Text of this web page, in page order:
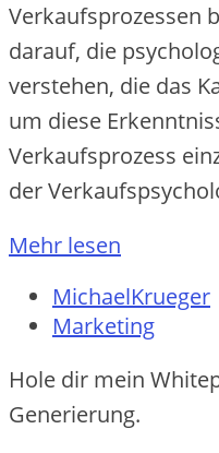
Verkaufsprozessen
darauf, die
verstehen, die das
um diese
Verkaufsprozess
der
Mehr lesen
MichaelKrueger
Marketing
Hole dir mein
Generierung.